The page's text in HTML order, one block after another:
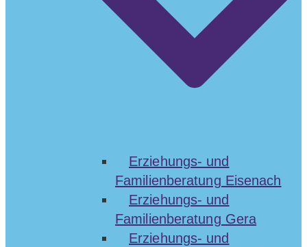
Erziehungs- und
Familienberatung Eisenach
Erziehungs- und
Familienberatung Gera
Erziehungs- und